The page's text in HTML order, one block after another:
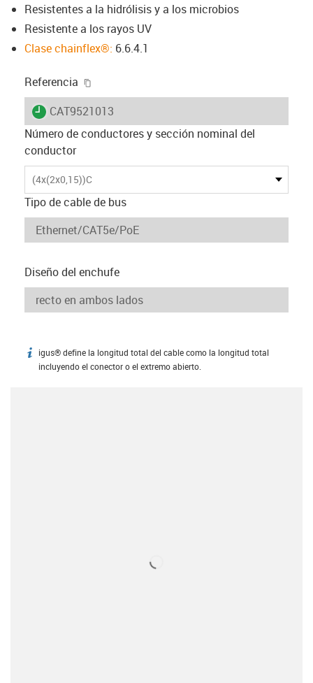
Resistentes a la hidrólisis y a los microbios
Resistente a los rayos UV
Clase chainflex®: 6.6.4.1
Referencia
igus-icon-lieferzeit
CAT9521013
Número de conductores y sección nominal del
conductor
(4x(2x0,15))C
Tipo de cable de bus
Diseño del enchufe
igus-icon-info
igus® define la longitud total del cable como la longitud total
incluyendo el conector o el extremo abierto.